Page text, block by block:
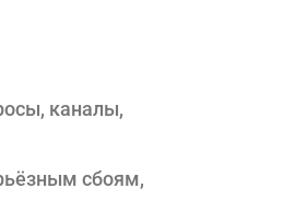
каналы,
сбоям,